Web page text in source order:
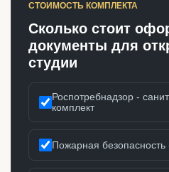
СТОИМОСТЬ КОМПЛЕКТА
Сколько стоит
документы для
студии
Роспотребнадзор -
комплект
Пожарная